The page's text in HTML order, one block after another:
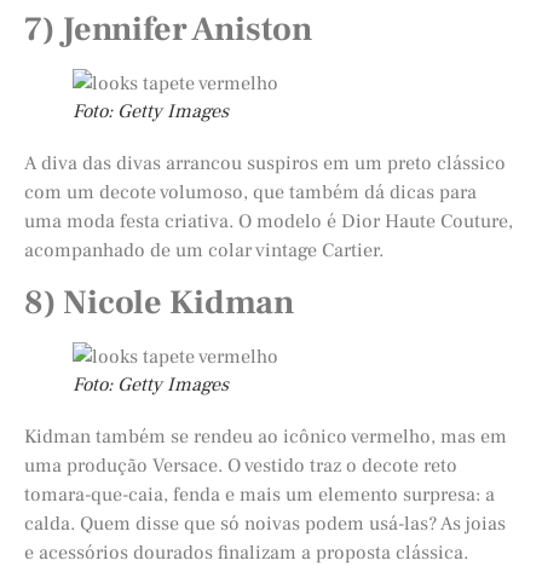
7) Jennifer Aniston
Foto: Getty Images
A diva das divas arrancou suspiros em um preto clássico
com um decote volumoso, que também dá dicas para
uma moda festa criativa. O modelo é Dior Haute Couture,
acompanhado de um colar vintage Cartier.
8) Nicole Kidman
Foto: Getty Images
Kidman também se rendeu ao icônico vermelho, mas em
uma produção Versace. O vestido traz o decote reto
tomara-que-caia, fenda e mais um elemento surpresa: a
calda. Quem disse que só noivas podem usá-las? As joias
e acessórios dourados finalizam a proposta clássica.